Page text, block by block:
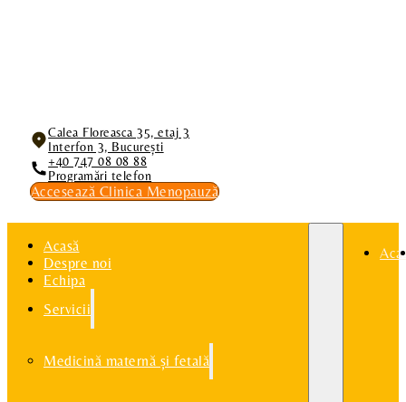
Calea Floreasca 35, etaj 3
Interfon 3, București
+40 747 08 08 88
Programări telefon
Accesează Clinica Menopauză
Acasă
Despre noi
Echipa
Servicii
Medicină maternă și fetală